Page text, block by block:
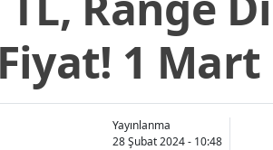
1
Yayınlanma
28 Şubat 2024 - 10:48